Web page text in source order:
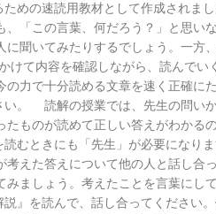
ための速読用教材として作成されま
、「この言葉、何だろう？」と思い
に聞いてみたりするでしょう。一方
けて内容を確認しながら、読んで
の力で十分読める文章を速く正確に
い。 読解の授業では、先生の問い
たものが読めて正しい答えがわかる
読むときにも「先生」が必要になり
考えた答えについて他の人と話し合
みましょう。考えたことを言葉にし
説』を読んで、話し合ってください